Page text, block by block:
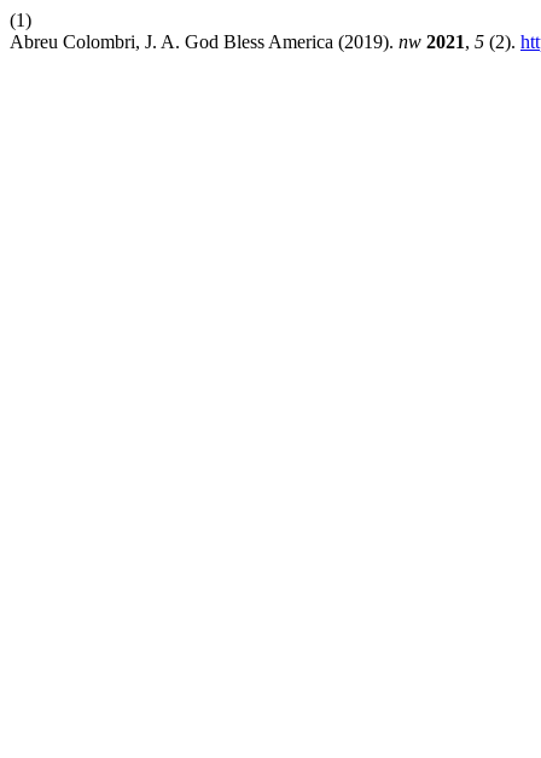
(1)
Abreu Colombri, J. A. God Bless America (2019). nw 2021, 5 (2).